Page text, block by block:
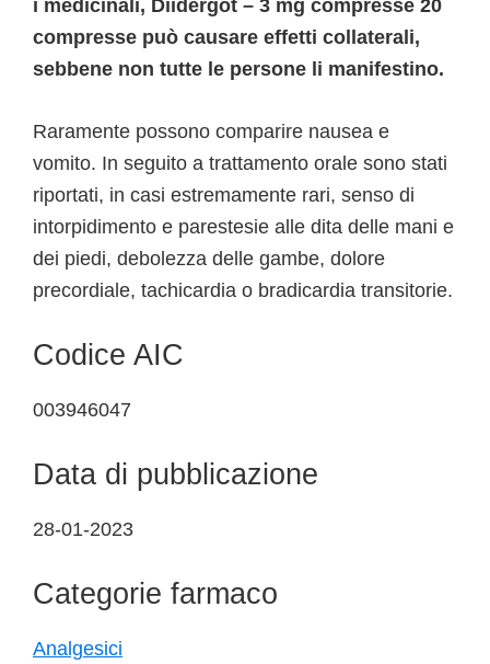
i medicinali, Diidergot – 3 mg compresse 20
compresse può causare effetti collaterali,
sebbene non tutte le persone li manifestino.
Raramente possono comparire nausea e
vomito. In seguito a trattamento orale sono stati
riportati, in casi estremamente rari, senso di
intorpidimento e parestesie alle dita delle mani e
dei piedi, debolezza delle gambe, dolore
precordiale, tachicardia o bradicardia transitorie.
Codice AIC
003946047
Data di pubblicazione
28-01-2023
Categorie farmaco
Analgesici